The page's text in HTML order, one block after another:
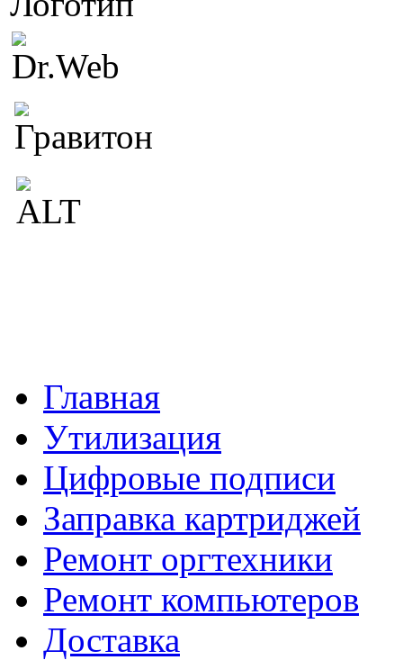
Главная
Утилизация
Цифровые подписи
Заправка картриджей
Ремонт оргтехники
Ремонт компьютеров
Доставка